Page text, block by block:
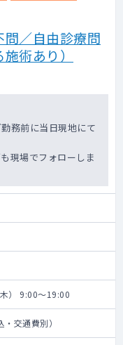
／自由診療問
術あり）
務前に当日現地にて
現場でフォローしま
） 9:00～19:00
交通費別）